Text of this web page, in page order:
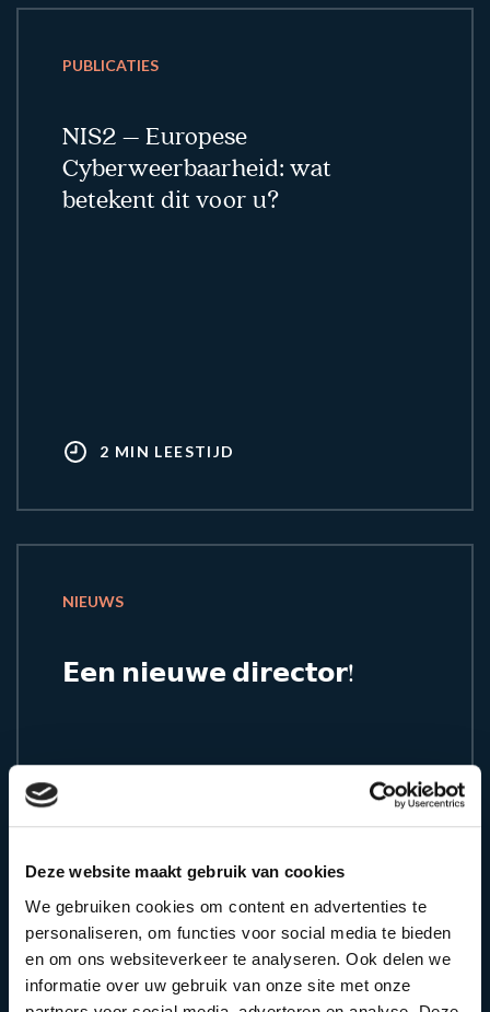
Deze website maakt gebruik van cookies
We gebruiken cookies om content en advertenties te
personaliseren, om functies voor social media te bieden
en om ons websiteverkeer te analyseren. Ook delen we
informatie over uw gebruik van onze site met onze
PUBLICATIES
NIS2 – Europese
Cyberweerbaarheid: wat
betekent dit voor u?
2 MIN LEESTIJD
NIEUWS
𝗘𝗲𝗻 𝗻𝗶𝗲𝘂𝘄𝗲 𝗱𝗶𝗿𝗲𝗰𝘁𝗼𝗿!
1 MIN LEESTIJD